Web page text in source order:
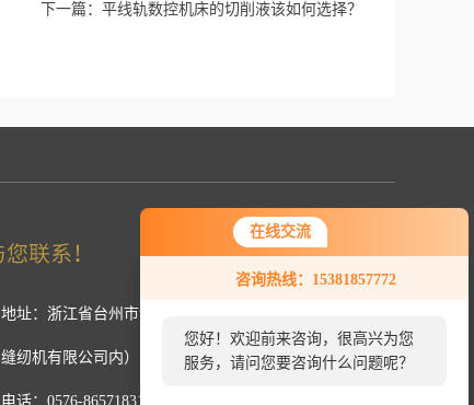
在线交流
咨询热线：15381857772
您好！欢迎前来咨询，很高兴为您
服务，请问您要咨询什么问题呢？
下一篇： 平线轨数控机床的切削液该如何选择？
地址：浙江省台州市温岭市新河镇中厢工业区（浙江美机
缝纫机有限公司内）
电话：0576-86571831